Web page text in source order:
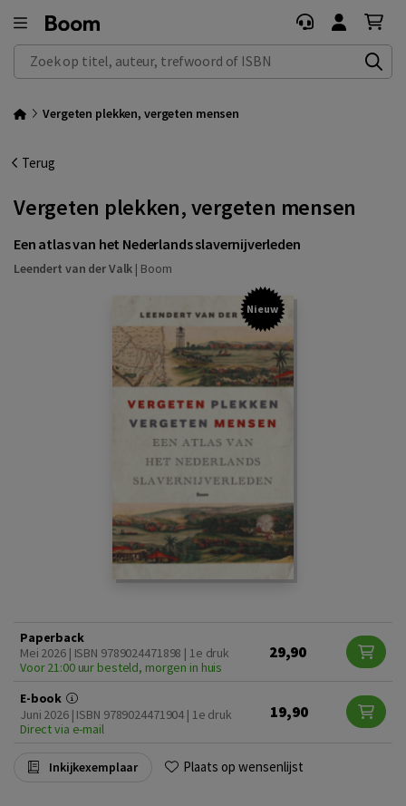
Zoek op titel, auteur, trefwoord of ISBN
Vergeten plekken, vergeten mensen
Terug
Vergeten plekken, vergeten mensen
Een atlas van het Nederlands slavernijverleden
Leendert van der Valk | Boom
Nieuw
Paperback
Mei 2026 | ISBN 9789024471898 | 1e druk
Voor 21:00 uur besteld, morgen in huis
29,90
E-book
Juni 2026 | ISBN 9789024471904 | 1e druk
Direct via e-mail
19,90
Inkijkexemplaar Plaats op wensenlijst